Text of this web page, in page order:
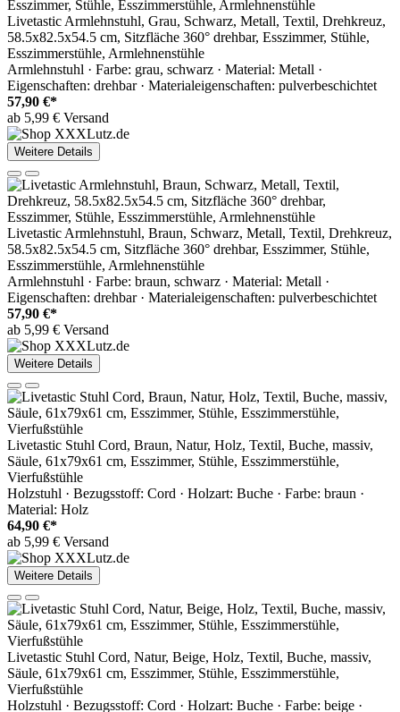
Livetastic Armlehnstuhl, Grau, Schwarz, Metall, Textil, Drehkreuz,
58.5x82.5x54.5 cm, Sitzfläche 360° drehbar, Esszimmer, Stühle,
Esszimmerstühle, Armlehnenstühle
Armlehnstuhl · Farbe: grau, schwarz · Material: Metall ·
Eigenschaften: drehbar · Materialeigenschaften: pulverbeschichtet
57,90 €*
ab 5,99 € Versand
Weitere Details
Livetastic Armlehnstuhl, Braun, Schwarz, Metall, Textil, Drehkreuz,
58.5x82.5x54.5 cm, Sitzfläche 360° drehbar, Esszimmer, Stühle,
Esszimmerstühle, Armlehnenstühle
Armlehnstuhl · Farbe: braun, schwarz · Material: Metall ·
Eigenschaften: drehbar · Materialeigenschaften: pulverbeschichtet
57,90 €*
ab 5,99 € Versand
Weitere Details
Livetastic Stuhl Cord, Braun, Natur, Holz, Textil, Buche, massiv,
Säule, 61x79x61 cm, Esszimmer, Stühle, Esszimmerstühle,
Vierfußstühle
Holzstuhl · Bezugsstoff: Cord · Holzart: Buche · Farbe: braun ·
Material: Holz
64,90 €*
ab 5,99 € Versand
Weitere Details
Livetastic Stuhl Cord, Natur, Beige, Holz, Textil, Buche, massiv,
Säule, 61x79x61 cm, Esszimmer, Stühle, Esszimmerstühle,
Vierfußstühle
Holzstuhl · Bezugsstoff: Cord · Holzart: Buche · Farbe: beige ·